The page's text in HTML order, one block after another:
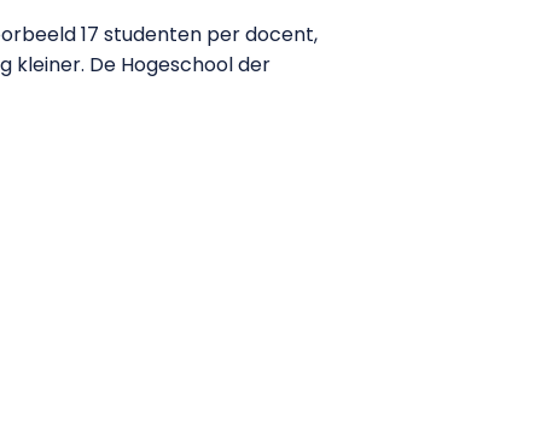
17 studenten per docent,
kleiner. De Hogeschool der